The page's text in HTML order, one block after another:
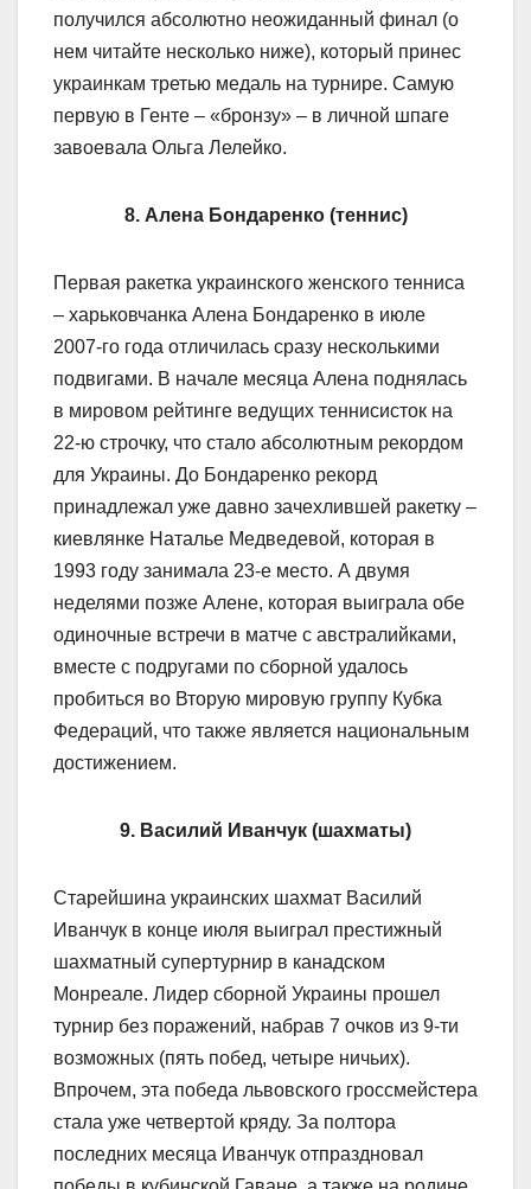
получился абсолютно неожиданный финал (о
нем читайте несколько ниже), который принес
украинкам третью медаль на турнире. Самую
первую в Генте – «бронзу» – в личной шпаге
завоевала Ольга Лелейко.
8. Алена Бондаренко (теннис)
Первая ракетка украинского женского тенниса
– харьковчанка Алена Бондаренко в июле
2007-го года отличилась сразу несколькими
подвигами. В начале месяца Алена поднялась
в мировом рейтинге ведущих теннисисток на
22-ю строчку, что стало абсолютным рекордом
для Украины. До Бондаренко рекорд
принадлежал уже давно зачехлившей ракетку –
киевлянке Наталье Медведевой, которая в
1993 году занимала 23-е место. А двумя
неделями позже Алене, которая выиграла обе
одиночные встречи в матче с австралийками,
вместе с подругами по сборной удалось
пробиться во Вторую мировую группу Кубка
Федераций, что также является национальным
достижением.
9. Василий Иванчук (шахматы)
Старейшина украинских шахмат Василий
Иванчук в конце июля выиграл престижный
шахматный супертурнир в канадском
Монреале. Лидер сборной Украины прошел
турнир без поражений, набрав 7 очков из 9-ти
возможных (пять побед, четыре ничьих).
Впрочем, эта победа львовского гроссмейстера
стала уже четвертой кряду. За полтора
последних месяца Иванчук отпраздновал